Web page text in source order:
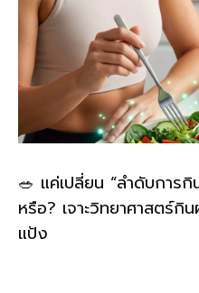
🥗 แค่เปลี่ยน “ลำดับการ
หรือ? เจาะวิทยาศาสตร์
แป้ง